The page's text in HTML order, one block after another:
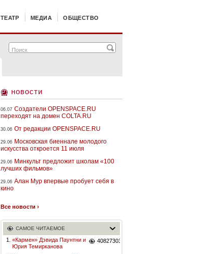
ТЕАТР МЕДИА ОБЩЕСТВО
новости
06.07 Создатели OPENSPACE.RU
переходят на домен COLTA.RU
30.06 От редакции OPENSPACE.RU
29.06 Московская биеннале молодого
искусства откроется 11 июля
29.06 Минкульт предложит школам «100
лучших фильмов»
29.06 Алан Мур впервые пробует себя в
кино
Все новости ›
САМОЕ ЧИТАЕМОЕ
1.
«Кармен» Дэвида Паунтни и
Юрия Темирканова
40827303